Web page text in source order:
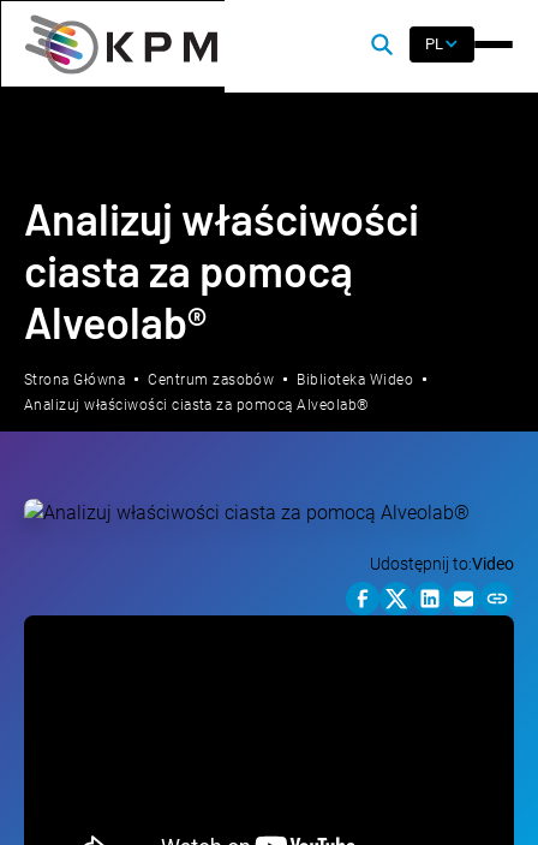
PL
Analizuj właściwości
ciasta za pomocą
Alveolab®
Strona Główna Centrum zasobów
Biblioteka Wideo
Analizuj właściwości ciasta za pomocą Alveolab®
Udostępnij to:Video